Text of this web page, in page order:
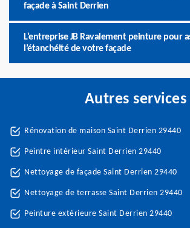
façade à Saint Derrien
L’entreprise JB Ravalement peinture pour
l’étanchéité de votre façade
Autres services
Rénovation de maison Saint Derrien 29440
Peintre intérieur Saint Derrien 29440
Nettoyage de façade Saint Derrien 29440
Nettoyage de terrasse Saint Derrien 29440
Peinture extérieure Saint Derrien 29440